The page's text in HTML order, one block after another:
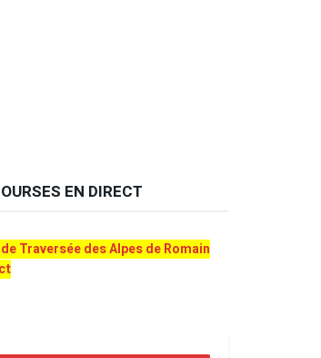
EN DIRECT
Traversée des Alpes de Romain